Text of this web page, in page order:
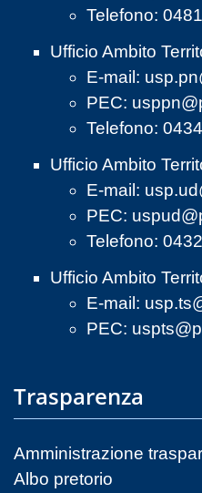
Telefono:
Ufficio Ambito
E-mail:
PEC:
Telefono:
Ufficio Ambito
E-mail:
PEC:
Telefono:
Ufficio Ambito
E-mail:
PEC:
Trasparenza
Amministrazione
Albo pretorio